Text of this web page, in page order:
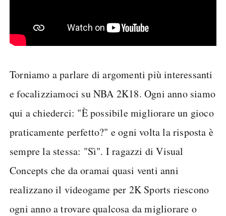
Torniamo a parlare di argomenti più interessanti
e focalizziamoci su NBA 2K18. Ogni anno siamo
qui a chiederci: "È possibile migliorare un gioco
praticamente perfetto?" e ogni volta la risposta è
sempre la stessa: "Sì". I ragazzi di Visual
Concepts che da oramai quasi venti anni
realizzano il videogame per 2K Sports riescono
ogni anno a trovare qualcosa da migliorare o